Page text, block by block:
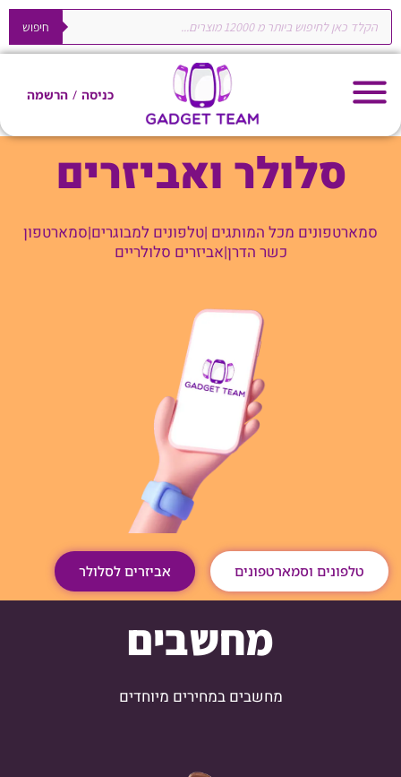
דילוגProducts
search חיפוש
כניסה / הרשמה
סלולר ואביזרים
סמארטפונים מכל המותגים |טלפונים למבוגרים|סמארטפון
כשר הדרן|אביזרים סלולריים
טלפונים וסמארטפונים אביזרים לסלולר
מחשבים
מחשבים במחירים מיוחדים